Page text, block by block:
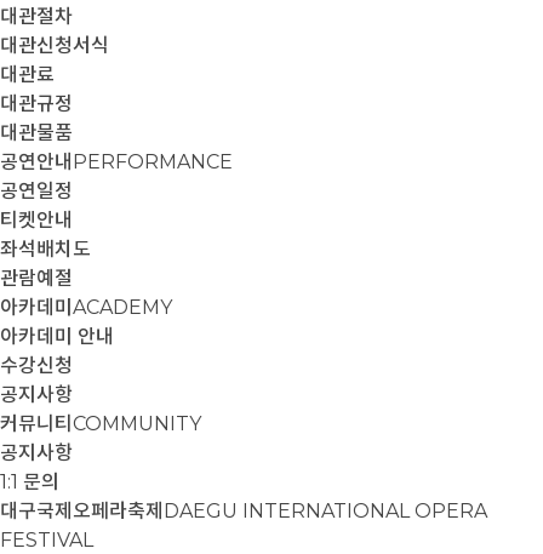
대관절차
대관신청서식
대관료
대관규정
대관물품
공연안내 PERFORMANCE
공연일정
티켓안내
좌석배치도
관람예절
아카데미 ACADEMY
아카데미 안내
수강신청
공지사항
커뮤니티 COMMUNITY
공지사항
1:1 문의
대구국제오페라축제 DAEGU INTERNATIONAL OPERA
FESTIVAL